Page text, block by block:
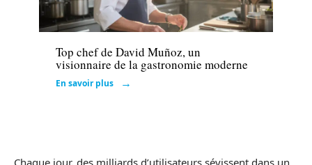
Actu
Top chef de David Muñoz, un
visionnaire de la gastronomie moderne
En savoir plus